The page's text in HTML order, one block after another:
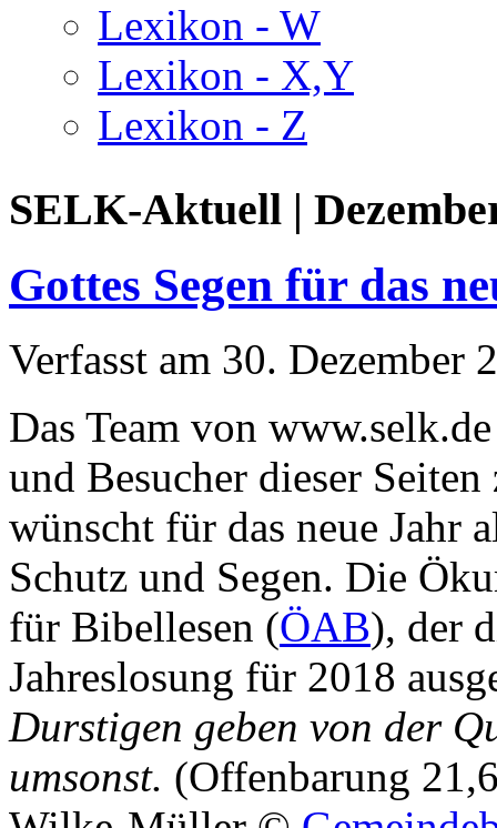
Lexikon - W
Lexikon - X,Y
Lexikon - Z
SELK-Aktuell |
Gottes Segen für das
Verfasst am 30. Dezember
Das Team von
und Besucher dieser
wünscht für das neue Jahr
Schutz und Segen. Die
für Bibellesen (ÖAB), der
Jahreslosung für 2018
Durstigen geben von der
umsonst. (Offenbarung